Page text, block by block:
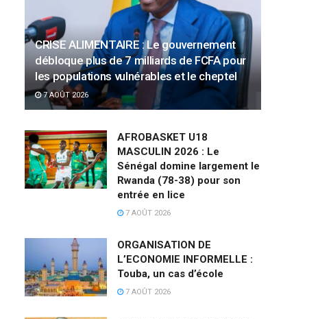
CRISE ALIMENTAIRE : Le gouvernement
débloque plus de 7 milliards de FCFA pour
les populations vulnérables et le cheptel
7 AOÛT 2026
AFROBASKET U18
MASCULIN 2026 : Le
Sénégal domine largement le
Rwanda (78-38) pour son
entrée en lice
7 AOÛT 2026
ORGANISATION DE
L’ECONOMIE INFORMELLE :
Touba, un cas d’école
7 AOÛT 2026